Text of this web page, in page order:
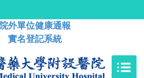
院外單位健康通報
實名登記系統